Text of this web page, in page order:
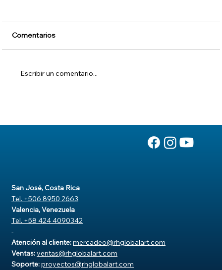
Comentarios
Escribir un comentario...
San José, Costa Rica
Tel. +506 8950 2663
Valencia, Venezuela
Tel. +58 424 4090342
-
Atención al cliente:mercadeo@rhglobalart.com
Ventas:ventas@rhglobalart.com
Soporte:proyectos@rhglobalart.com